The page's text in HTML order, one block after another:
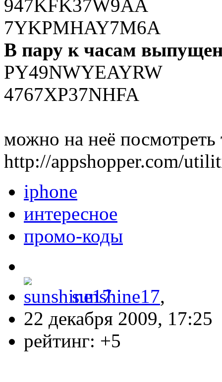
947KFK37W9AA
7YKPMHAY7M6A
В пару к часам
PY49NWYEAYRW
4767XP37NHFA
можно на неё посмотреть
http://appshopper.com/
iphone
интересное
промо-коды
sunshine17,
22 декабря 2009, 17:25
рейтинг: +5